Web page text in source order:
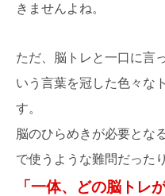
きませんよね。
ただ、脳トレと一口に言
いう言葉を冠した色々な
す。
脳のひらめきが必要とな
で使うような難問だった
「一体、どの脳トレ